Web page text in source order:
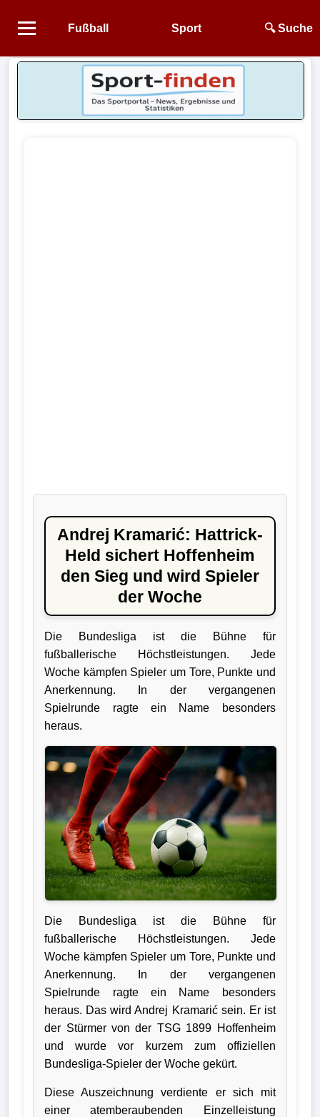
Fußball Sport 🔍 Suche
Startseite
Nationalmannschaft
Wechselgerüchte
Verletzungspech
Frauenfußball
Sportnews
eSports
STATISTIKEN
Tabelle
Bundesliga
Tabelle
Bundesliga
Tabelle
Bundesliga
Andrej Kramarić: Hattrick-
Held sichert Hoffenheim
den Sieg und wird Spieler
der Woche
Die Bundesliga ist die Bühne für
fußballerische Höchstleistungen. Jede
Woche kämpfen Spieler um Tore, Punkte und
Anerkennung. In der vergangenen
Spielrunde ragte ein Name besonders
heraus.
Die Bundesliga ist die Bühne für
fußballerische Höchstleistungen. Jede
Woche kämpfen Spieler um Tore, Punkte und
Anerkennung. In der vergangenen
Spielrunde ragte ein Name besonders
heraus. Das wird Andrej Kramarić sein. Er ist
der Stürmer von der TSG 1899 Hoffenheim
und wurde vor kurzem zum offiziellen
Bundesliga-Spieler der Woche gekürt.
Diese Auszeichnung verdiente er sich mit
einer atemberaubenden Einzelleistung